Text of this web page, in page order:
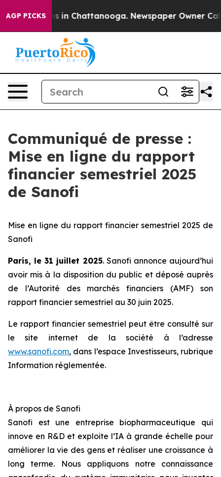
AGP PICKS
Chaos in Chattanooga. Newspaper Owner
Communiqué de presse :
Mise en ligne du rapport
financier semestriel 2025
de Sanofi
Mise en ligne du rapport financier semestriel 2025 de
Sanofi
Paris, le 31 juillet 2025. Sanofi annonce aujourd’hui
avoir mis à la disposition du public et déposé auprès
de l’Autorité des marchés financiers (AMF) son
rapport financier semestriel au 30 juin 2025.
Le rapport financier semestriel peut être consulté sur
le site internet de la société à l’adresse
www.sanofi.com, dans l’espace Investisseurs, rubrique
Information réglementée.
À propos de Sanofi
Sanofi est une entreprise biopharmaceutique qui
innove en R&D et exploite l’IA à grande échelle pour
améliorer la vie des gens et réaliser une croissance à
long terme. Nous appliquons notre connaissance